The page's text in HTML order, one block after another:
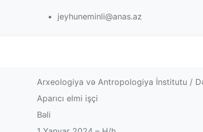
jeyhuneminli@anas.az
Arxeologiya və Antropologiya İnstitutu /
Aparıcı elmi işçi
Bəli